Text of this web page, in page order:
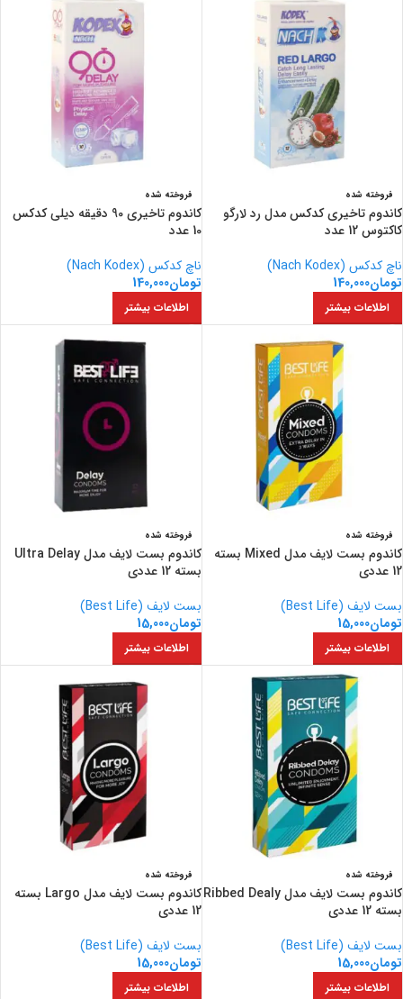
فروخته شده
کاندوم تاخیری کدکس مدل رد لارگو
کاکتوس 12 عدد
ناچ کدکس (Nach Kodex)
تومان140,000
اطلاعات بیشتر
فروخته شده
کاندوم تاخیری 90 دقیقه دیلی کدکس
10 عدد
ناچ کدکس (Nach Kodex)
تومان140,000
اطلاعات بیشتر
فروخته شده
کاندوم بست لایف مدل Mixed بسته
12 عددی
بست لایف (Best Life)
تومان15,000
اطلاعات بیشتر
فروخته شده
کاندوم بست لایف مدل Ultra Delay
بسته 12 عددی
بست لایف (Best Life)
تومان15,000
اطلاعات بیشتر
فروخته شده
کاندوم بست لایف مدل Ribbed Dealy
بسته 12 عددی
بست لایف (Best Life)
تومان15,000
اطلاعات بیشتر
فروخته شده
کاندوم بست لایف مدل Largo بسته
12 عددی
بست لایف (Best Life)
تومان15,000
اطلاعات بیشتر